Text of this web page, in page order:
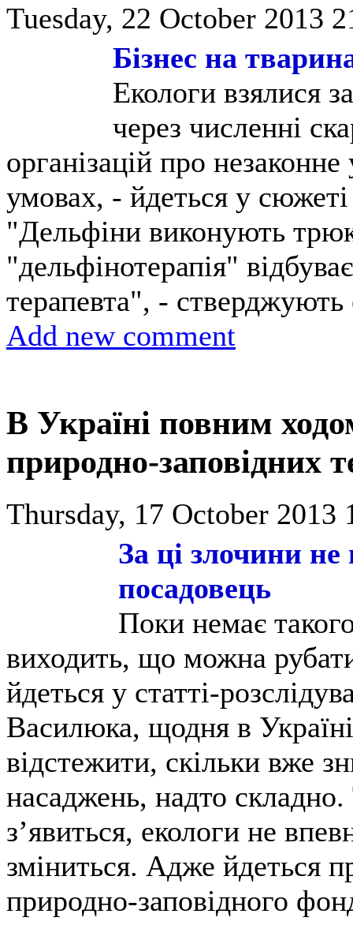
Tuesday, 22 October 2013
Бізнес на
Екологи взялися
через численні
організацій про
умовах, - йдеться у
"Дельфіни виконують
"дельфінотерапія"
терапевта", -
Add new comment
В Україні повним
природно-заповідних
Thursday, 17 October 2013
За ці злочини
посадовець
Поки немає
виходить, що можна
йдеться у статті-
Василюка, щодня в
відстежити, скільки вже
насаджень, надто
з’явиться, екологи не
зміниться. Адже йдеться
природно-заповідного